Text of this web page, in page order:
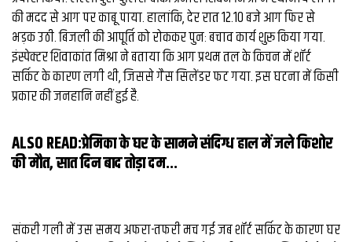
की मदद से आग पर काबू पाया. हालांकि, देर रात 12.10 बजे आग फिर से
भड़क उठी. बिजली की आपूर्ति को रोककर पुनः बचाव कार्य शुरू किया गया.
इंस्पेक्टर शिवाकांत मिश्रा ने बताया कि आग प्रथम तल के किचन में शॉर्ट
सर्किट के कारण लगी थी, जिससे गैस सिलेंडर फट गया. इस घटना में किसी
प्रकार की जनहानि नहीं हुई है.
ALSO READ:प्रेमिका के घर के सामने संदिग्‍ध हाल में जले किशोर
की मौत, सात दिन बाद तोड़ा दम...
संकरी गली में उस समय अफरा-तफरी मच गई जब शॉर्ट सर्किट के कारण घर